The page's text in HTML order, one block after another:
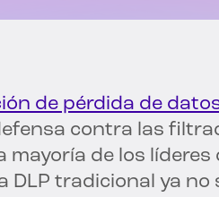
de pérdida de
contra las
mayoría de los
DLP tradicional ya no